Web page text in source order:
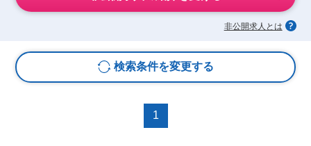
非公開求人とは
検索条件を変更する
1